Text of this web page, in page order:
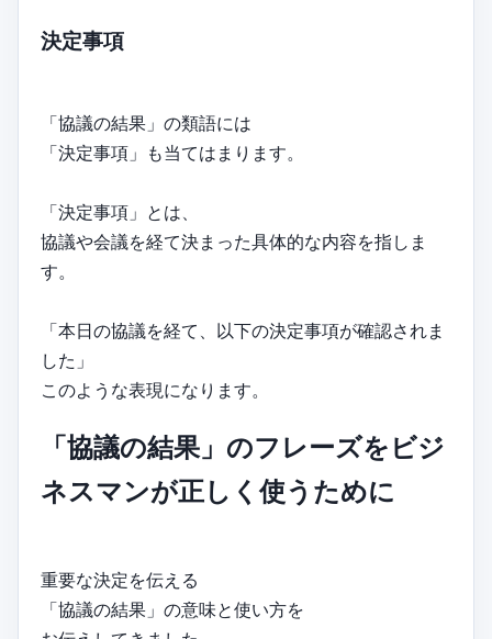
決定事項
「協議の結果」の類語には
「決定事項」も当てはまります。
「決定事項」とは、
協議や会議を経て決まった具体的な内容を指しま
す。
「本日の協議を経て、以下の決定事項が確認されま
した」
このような表現になります。
「協議の結果」のフレーズをビジ
ネスマンが正しく使うために
重要な決定を伝える
「協議の結果」の意味と使い方を